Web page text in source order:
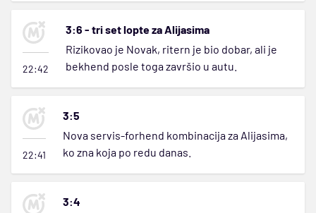
22:42
3:6 - tri set lopte za Alijasima
Rizikovao je Novak, ritern je bio dobar, ali je
bekhend posle toga završio u autu.
22:41
3:5
Nova servis-forhend kombinacija za Alijasima,
ko zna koja po redu danas.
3:4